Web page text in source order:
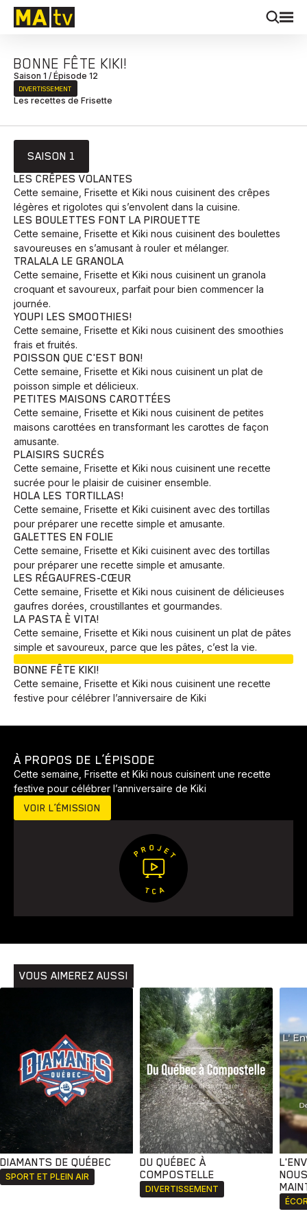
Animaux Avenir Bingo Communauté Culture
Développement Histoires Pêche
BONNE FÊTE KIKI!
Saison 1 / Épisode 12
DIVERTISSEMENT
Les recettes de Frisette
SAISON 1
LES CRÊPES VOLANTES
Cette semaine, Frisette et Kiki nous cuisinent des crêpes
légères et rigolotes qui s’envolent dans la cuisine.
LES BOULETTES FONT LA PIROUETTE
Cette semaine, Frisette et Kiki nous cuisinent des boulettes
savoureuses en s’amusant à rouler et mélanger.
TRALALA LE GRANOLA
Cette semaine, Frisette et Kiki nous cuisinent un granola
croquant et savoureux, parfait pour bien commencer la
journée.
YOUPI LES SMOOTHIES!
Cette semaine, Frisette et Kiki nous cuisinent des smoothies
frais et fruités.
POISSON QUE C'EST BON!
Cette semaine, Frisette et Kiki nous cuisinent un plat de
poisson simple et délicieux.
PETITES MAISONS CAROTTÉES
Cette semaine, Frisette et Kiki nous cuisinent de petites
maisons carottées en transformant les carottes de façon
amusante.
PLAISIRS SUCRÉS
Cette semaine, Frisette et Kiki nous cuisinent une recette
sucrée pour le plaisir de cuisiner ensemble.
HOLA LES TORTILLAS!
Cette semaine, Frisette et Kiki cuisinent avec des tortillas
pour préparer une recette simple et amusante.
GALETTES EN FOLIE
Cette semaine, Frisette et Kiki cuisinent avec des tortillas
pour préparer une recette simple et amusante.
LES RÉGAUFRES-CŒUR
Cette semaine, Frisette et Kiki nous cuisinent de délicieuses
gaufres dorées, croustillantes et gourmandes.
LA PASTA È VITA!
Cette semaine, Frisette et Kiki nous cuisinent un plat de pâtes
simple et savoureux, parce que les pâtes, c’est la vie.
BONNE FÊTE KIKI!
Cette semaine, Frisette et Kiki nous cuisinent une recette
festive pour célébrer l’anniversaire de Kiki
À PROPOS DE L’ÉPISODE
Cette semaine, Frisette et Kiki nous cuisinent une recette
festive pour célébrer l’anniversaire de Kiki
VOIR L’ÉMISSION
VOUS AIMEREZ AUSSI
DIAMANTS DE QUÉBEC
SPORT ET PLEIN AIR
DU QUÉBEC À
COMPOSTELLE
DIVERTISSEMENT